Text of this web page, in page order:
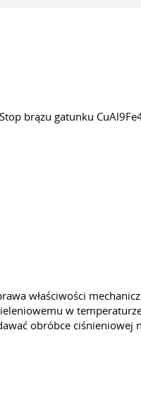
brązu gatunku
właściwości
w
obróbce ciśnieniowej